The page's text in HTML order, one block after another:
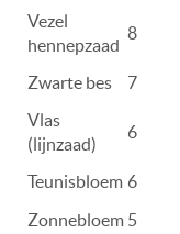
Vezel
hennepzaad
8
Zwarte bes 7
Vlas
(lijnzaad)
6
Teunisbloem 6
Zonnebloem 5